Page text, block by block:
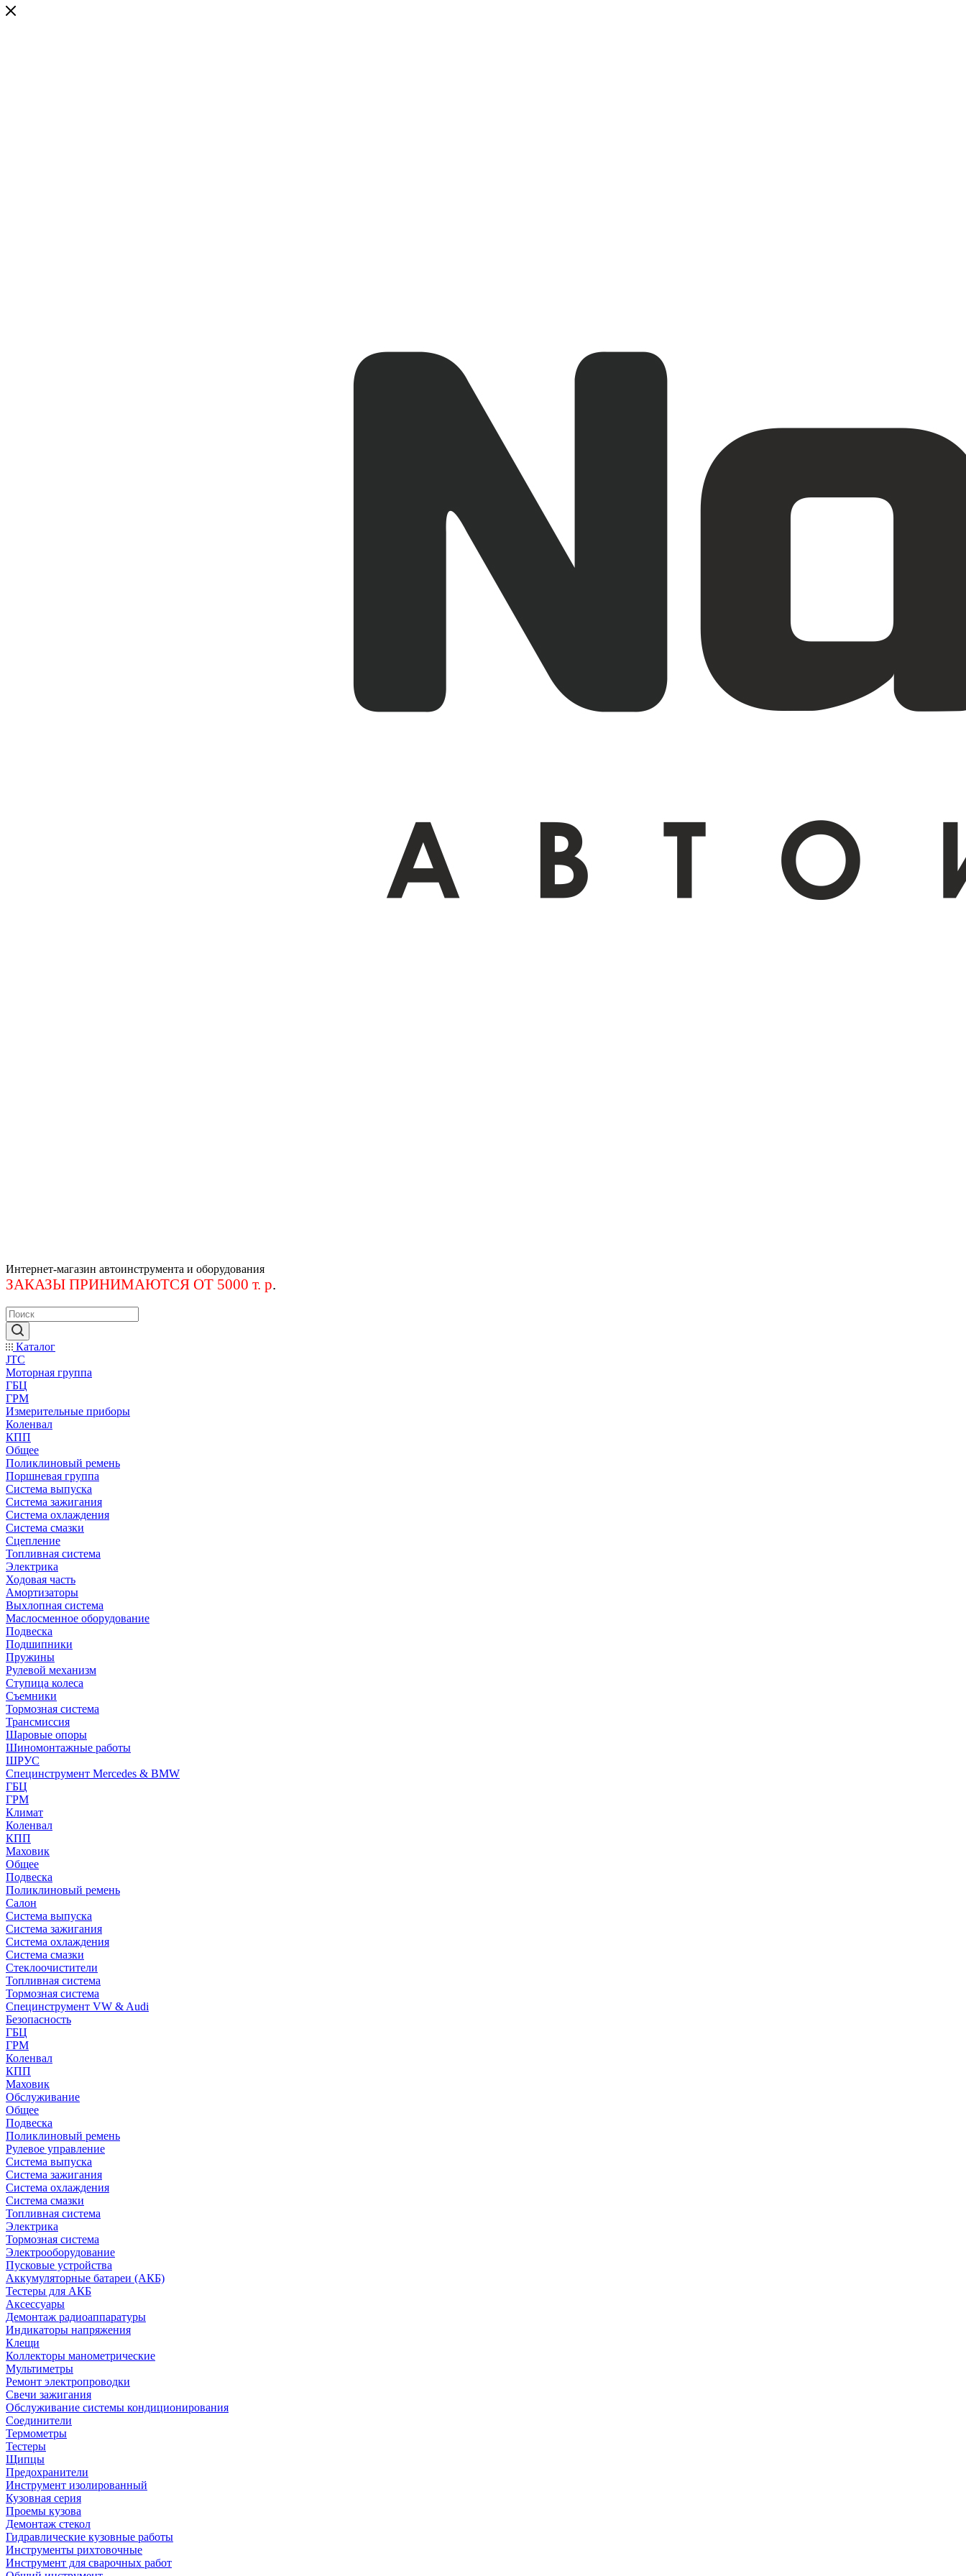
Интернет-магазин автоинструмента и оборудования
ЗАКАЗЫ ПРИНИМАЮТСЯ ОТ 5000 т. р.
Каталог
JTC
Моторная группа
ГБЦ
ГРМ
Измерительные приборы
Коленвал
КПП
Общее
Поликлиновый ремень
Поршневая группа
Система выпуска
Система зажигания
Система охлаждения
Система смазки
Сцепление
Топливная система
Электрика
Ходовая часть
Амортизаторы
Выхлопная система
Маслосменное оборудование
Подвеска
Подшипники
Пружины
Рулевой механизм
Ступица колеса
Съемники
Тормозная система
Трансмиссия
Шаровые опоры
Шиномонтажные работы
ШРУС
Специнструмент Mercedes & BMW
ГБЦ
ГРМ
Климат
Коленвал
КПП
Маховик
Общее
Подвеска
Поликлиновый ремень
Салон
Система выпуска
Система зажигания
Система охлаждения
Система смазки
Стеклоочистители
Топливная система
Тормозная система
Специнструмент VW & Audi
Безопасность
ГБЦ
ГРМ
Коленвал
КПП
Маховик
Обслуживание
Общее
Подвеска
Поликлиновый ремень
Рулевое управление
Система выпуска
Система зажигания
Система охлаждения
Система смазки
Топливная система
Электрика
Тормозная система
Электрооборудование
Пусковые устройства
Аккумуляторные батареи (АКБ)
Тестеры для АКБ
Аксессуары
Демонтаж радиоаппаратуры
Индикаторы напряжения
Клещи
Коллекторы манометрические
Мультиметры
Ремонт электропроводки
Свечи зажигания
Обслуживание системы кондиционирования
Соединители
Термометры
Тестеры
Щипцы
Предохранители
Инструмент изолированный
Кузовная серия
Проемы кузова
Демонтаж стекол
Гидравлические кузовные работы
Инструменты рихтовочные
Инструмент для сварочных работ